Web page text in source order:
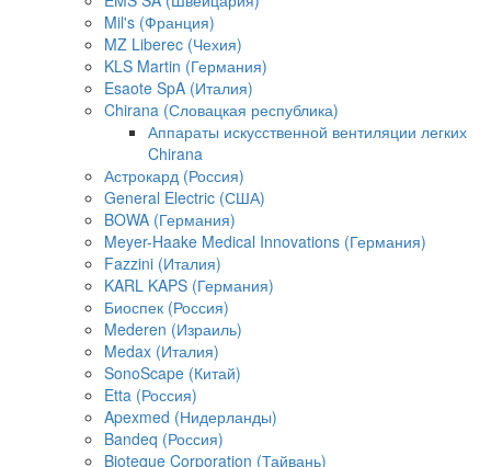
Mil's (Франция)
MZ Liberec (Чехия)
KLS Martin (Германия)
Esaote SpA (Италия)
Chirana (Словацкая республика)
Аппараты искусственной вентиляции легких
Chirana
Астрокард (Россия)
General Electric (США)
BOWA (Германия)
Meyer-Haake Medical Innovations (Германия)
Fazzini (Италия)
KARL KAPS (Германия)
Биоспек (Россия)
Mederen (Израиль)
Medax (Италия)
SonoScape (Китай)
Etta (Россия)
Apexmed (Нидерланды)
Bandeq (Россия)
Bioteque Corporation (Тайвань)